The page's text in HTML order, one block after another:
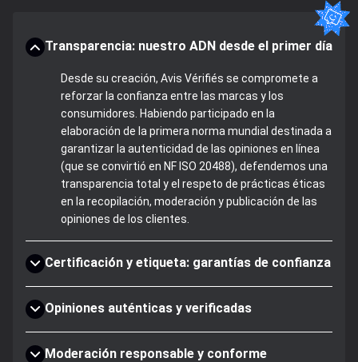
Transparencia: nuestro ADN desde el primer día
Desde su creación, Avis Vérifiés se compromete a
reforzar la confianza entre las marcas y los
consumidores. Habiendo participado en la
elaboración de la primera norma mundial destinada a
garantizar la autenticidad de las opiniones en línea
(que se convirtió en NF ISO 20488), defendemos una
transparencia total y el respeto de prácticas éticas
en la recopilación, moderación y publicación de las
opiniones de los clientes.
Certificación y etiqueta: garantías de confianza
Opiniones auténticas y verificadas
Moderación responsable y conforme